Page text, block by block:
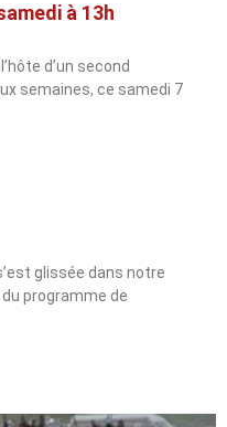
à 13h
d’un second
semaines, ce samedi 7
glissée dans notre
programme de